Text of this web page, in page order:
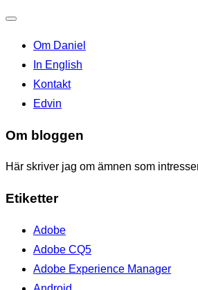
navigation
Om Daniel
In English
Kontakt
Edvin
Om bloggen
Här skriver jag om ämnen som
Etiketter
Adobe
Adobe CQ5
Adobe Experience Manager